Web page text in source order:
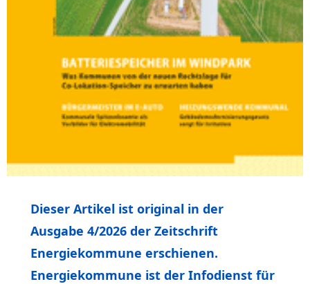
Dieser Artikel ist original in der
Ausgabe 4/2026 der Zeitschrift
Energiekommune erschienen.
Energiekommune ist der Infodienst für